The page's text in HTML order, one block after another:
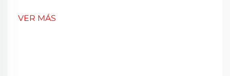
VER MÁS